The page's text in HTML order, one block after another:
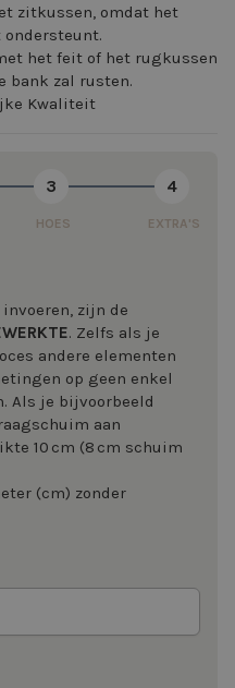
zitkussen, omdat het
het feit of het rugkussen
bank zal rusten.
Kwaliteit
3
HOES
4
EXTRA'S
zijn de
. Zelfs als je
andere elementen
op geen enkel
Als je bijvoorbeeld
aan
10 cm (8 cm schuim
(cm) zonder